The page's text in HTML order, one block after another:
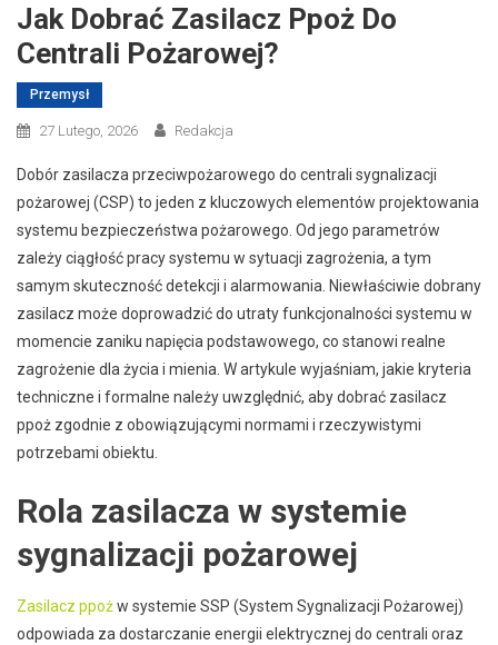
Jak Dobrać Zasilacz Ppoż Do
Centrali Pożarowej?
Przemysł
27 Lutego, 2026 Redakcja
Dobór zasilacza przeciwpożarowego do centrali sygnalizacji
pożarowej (CSP) to jeden z kluczowych elementów projektowania
systemu bezpieczeństwa pożarowego. Od jego parametrów
zależy ciągłość pracy systemu w sytuacji zagrożenia, a tym
samym skuteczność detekcji i alarmowania. Niewłaściwie dobrany
zasilacz może doprowadzić do utraty funkcjonalności systemu w
momencie zaniku napięcia podstawowego, co stanowi realne
zagrożenie dla życia i mienia. W artykule wyjaśniam, jakie kryteria
techniczne i formalne należy uwzględnić, aby dobrać zasilacz
ppoż zgodnie z obowiązującymi normami i rzeczywistymi
potrzebami obiektu.
Rola zasilacza w systemie
sygnalizacji pożarowej
Zasilacz ppożw systemie SSP (System Sygnalizacji Pożarowej)
odpowiada za dostarczanie energii elektrycznej do centrali oraz